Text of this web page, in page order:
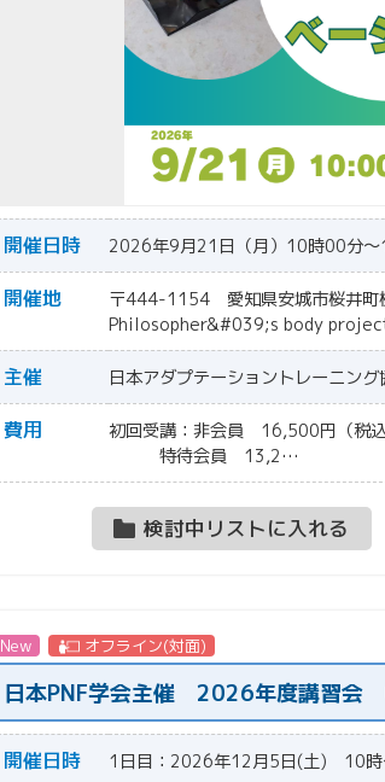
開催日時 2026年9月21日（月）10時00分
開催地
〒444-1154 愛知県安城市桜井町
Philosopher&#039;s body
主催 日本アダプテーショントレーニング
費用
初回受講：非会員 16,500
特待会員 13,2…
検討中リストに入れる
New オフライン(対面)
日本PNF学会主催 2026年度講習会
開催日時 1日目：2026年12月5日(土) 10